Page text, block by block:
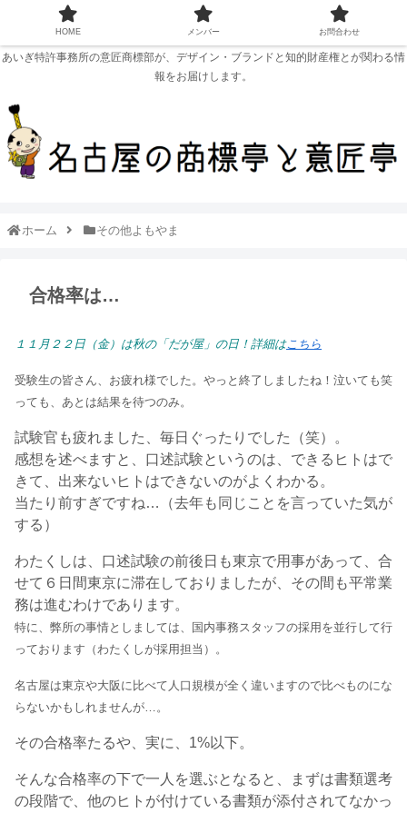
あいぎ特許事務所の意匠商標部が、デザイン・ブランドと知的財産権とが関わる情
報をお届けします。
ホーム その他よもやま
合格率は…
１１月２２日（金）は秋の「だが屋」の日！詳細はこちら
受験生の皆さん、お疲れ様でした。やっと終了しましたね！泣いても笑
っても、あとは結果を待つのみ。
試験官も疲れました、毎日ぐったりでした（笑）。
感想を述べますと、口述試験というのは、できるヒトはで
きて、出来ないヒトはできないのがよくわかる。
当たり前すぎですね…（去年も同じことを言っていた気が
する）
わたくしは、口述試験の前後日も東京で用事があって、合
せて６日間東京に滞在しておりましたが、その間も平常業
務は進むわけであります。
特に、弊所の事情としましては、国内事務スタッフの採用を並行して行
っております（わたくしが採用担当）。
名古屋は東京や大阪に比べて人口規模が全く違いますので比べものにな
らないかもしれませんが…。
その合格率たるや、実に、1%以下。
そんな合格率の下で一人を選ぶとなると、まずは書類選考
の段階で、他のヒトが付けている書類が添付されてなかっ
HOME メンバー お問合わせ